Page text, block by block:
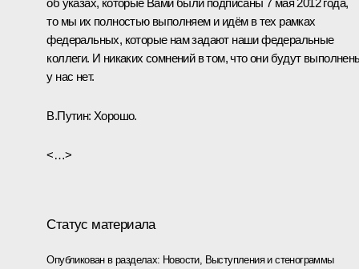
то мы их полностью выполняем и идём в тех рамках
федеральных, которые нам задают наши федеральные
коллеги. И никаких сомнений в том, что они будут
у нас нет.
В.Путин: Хорошо.
<…>
Статус материала
Опубликован в разделах: Новости, Выступления и стенограммы